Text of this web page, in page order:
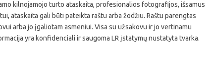
kilnojamojo turto ataskaita, profesionalios fotografijos, išsamus
ataskaita gali būti pateikta raštu arba žodžiu. Raštu parengtas
arba jo įgaliotam asmeniui. Visa su užsakovu ir jo vertinamu
yra konfidenciali ir saugoma LR įstatymų nustatyta tvarka.